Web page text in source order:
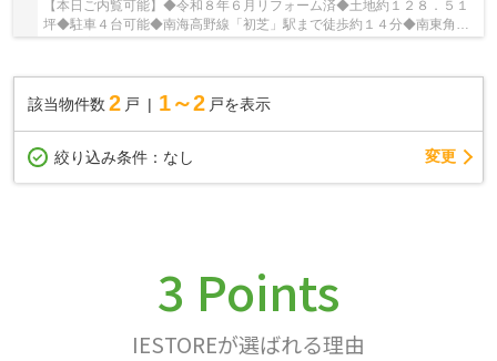
【本日ご内覧可能】◆令和８年６月リフォーム済◆土地約１２８．５１
坪◆駐車４台可能◆南海高野線「初芝」駅まで徒歩約１４分◆南東角地
該当物件数 2 戸 1～2 戸を表示
絞り込み条件： なし 変更
3 Points
IESTOREが選ばれる理由